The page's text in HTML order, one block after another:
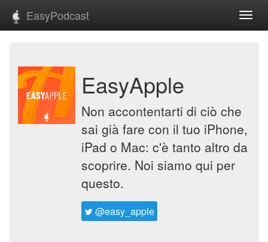
EasyPodcast
EasyApple
Non accontentarti di ciò che
sai già fare con il tuo iPhone,
iPad o Mac: c'è tanto altro da
scoprire. Noi siamo qui per
questo.
@easy_apple